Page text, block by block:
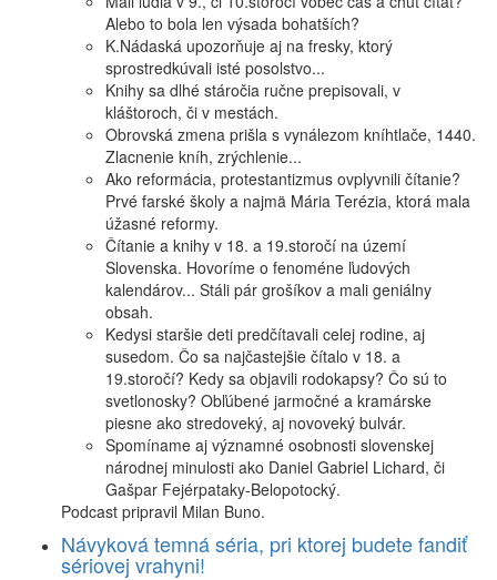
Alebo to bola len výsada bohatších?
K.Nádaská upozorňuje aj na fresky, ktorý
sprostredkúvali isté posolstvo...
Knihy sa dlhé stáročia ručne prepisovali, v
kláštoroch, či v mestách.
Obrovská zmena prišla s vynálezom kníhtlače, 1440.
Zlacnenie kníh, zrýchlenie...
Ako reformácia, protestantizmus ovplyvnili čítanie?
Prvé farské školy a najmä Mária Terézia, ktorá mala
úžasné reformy.
Čítanie a knihy v 18. a 19.storočí na území
Slovenska. Hovoríme o fenoméne ľudových
kalendárov... Stáli pár grošíkov a mali geniálny
obsah.
Kedysi staršie deti predčítavali celej rodine, aj
susedom. Čo sa najčastejšie čítalo v 18. a
19.storočí? Kedy sa objavili rodokapsy? Čo sú to
svetlonosky? Obľúbené jarmočné a kramárske
piesne ako stredoveký, aj novoveký bulvár.
Spomíname aj významné osobnosti slovenskej
národnej minulosti ako Daniel Gabriel Lichard, či
Gašpar Fejérpataky-Belopotocký.
Podcast pripravil Milan Buno.
Návyková temná séria, pri ktorej budete fandiť
sériovej vrahyni!